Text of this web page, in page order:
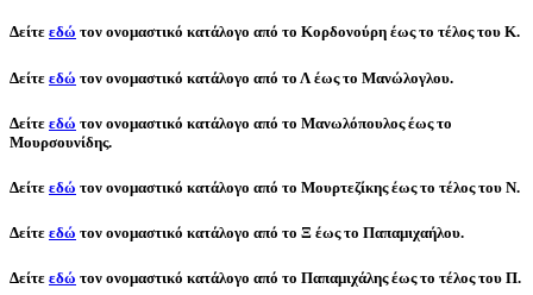
Δείτε εδώ τον ονομαστικό κατάλογο από το Κορδονούρη έως το τέλος του Κ.
Δείτε εδώ τον ονομαστικό κατάλογο από το Λ έως το Μανώλογλου.
Δείτε εδώ τον ονομαστικό κατάλογο από το Μανωλόπουλοςέως το
Μουρσουνίδης.
Δείτε εδώ τον ονομαστικό κατάλογο από το Μουρτεζίκηςέως το τέλος του Ν.
Δείτε εδώ τον ονομαστικό κατάλογο από το Ξ έως το Παπαμιχαήλου.
Δείτε εδώ τον ονομαστικό κατάλογο από το Παπαμιχάληςέως το τέλος του Π.